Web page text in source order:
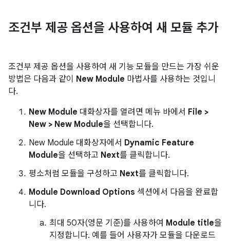
조건부 제공 옵션을 사용하여 새 모듈 추가
조건부 제공 옵션을 사용하여 새 기능 모듈을 만드는 가장 쉬운
방법은 다음과 같이 New Module 마법사를 사용하는 것입니
다.
New Module 대화상자를 열려면 메뉴 바에서 File >
New > New Module을 선택합니다.
New Module 대화상자에서 Dynamic Feature
Module을 선택하고 Next를 클릭합니다.
평소처럼 모듈을 구성하고 Next를 클릭합니다.
Module Download Options 섹션에서 다음을 완료합
니다.
최대 50자(영문 기준)를 사용하여 Module title을
지정합니다. 예를 들어 사용자가 모듈을 다운로드